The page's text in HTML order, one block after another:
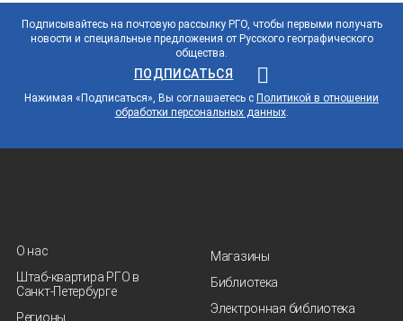
Подписывайтесь на почтовую рассылку РГО, чтобы первыми получать
новости и специальные предложения от Русского географического
общества.
ПОДПИСАТЬСЯ
Нажимая «Подписаться», Вы соглашаетесь с Политикой в отношении
обработки персональных данных.
О нас
Штаб-квартира РГО в
Санкт‑Петербурге
Регионы
Магазины
Библиотека
Электронная библиотека